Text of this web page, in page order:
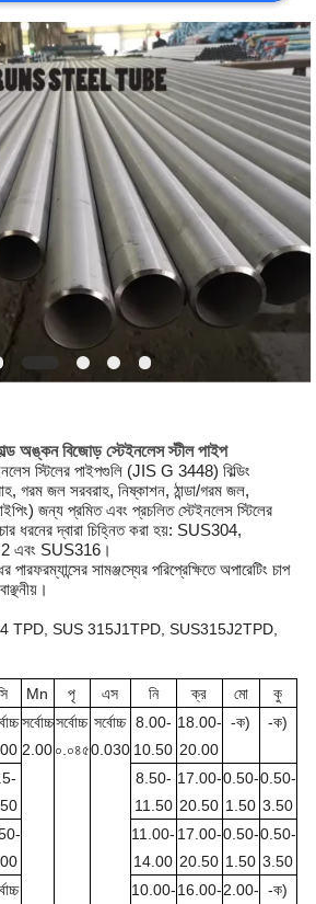
বিজোড় স্টেইনলেস স্টীল পাইপ
স্টিলের পাইপগুলি (JIS G 3448) বিল্ডিং
গরম জল সরবরাহ, নিষ্কাশন, ঠান্ডা/গরম জল,
জন্য প্রমিত এবং প্রচলিত স্টেইনলেস স্টিলের
ধরনের দ্বারা চিহ্নিত করা হয়: SUS304,
এবং SUS316।
পারফরম্যান্সের সামঞ্জস্যের পরিপ্রেক্ষিতে অপারেটিং চাপ
TPD, SUS 315J1TPD, SUS315J2TPD,
Mn পৃ এস নি ক্র মো
কু
সর্বোচ্চ
2.00
সর্বোচ্চ
০.০৪৫
সর্বোচ্চ
0.030
8.00-
10.50
18.00-
20.00
-ক) -ক)
8.50-
11.50
17.00-
20.50
0.50-
1.50
0.50-
3.50
11.00-
14.00
17.00-
20.50
0.50-
1.50
0.50-
3.50
10.00-16.00-2.00- -ক)